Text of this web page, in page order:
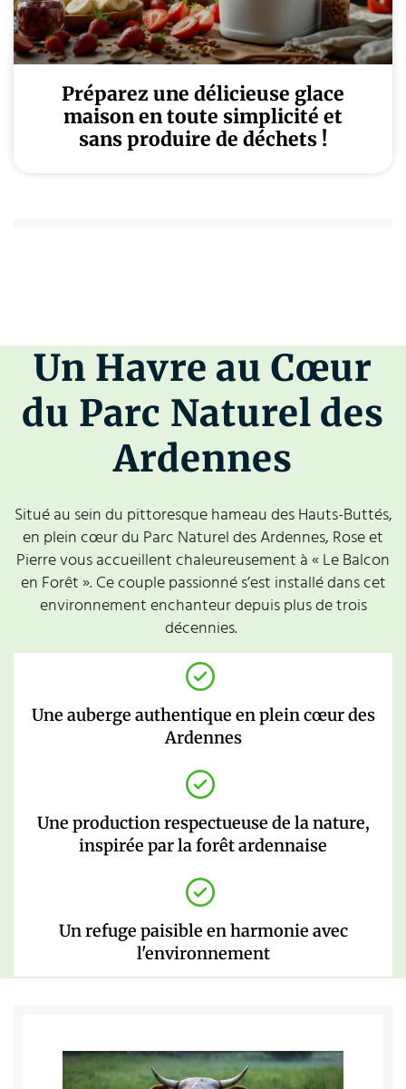
Préparez une délicieuse glace
maison en toute simplicité et
sans produire de déchets !
Un Havre au Cœur
du Parc Naturel des
Ardennes
Situé au sein du pittoresque hameau des Hauts-Buttés,
en plein cœur du Parc Naturel des Ardennes, Rose et
Pierre vous accueillent chaleureusement à « Le Balcon
en Forêt ». Ce couple passionné s’est installé dans cet
environnement enchanteur depuis plus de trois
décennies.
Une auberge authentique en plein cœur des
Ardennes
Une production respectueuse de la nature,
inspirée par la forêt ardennaise
Un refuge paisible en harmonie avec
l'environnement